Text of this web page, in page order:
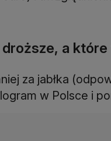
a które
za jabłka
w Polsce i